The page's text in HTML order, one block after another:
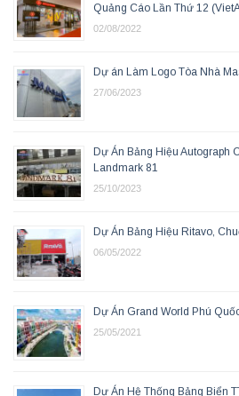
Quảng Cáo Lần Thứ 12
02/08/2022
Dự án Làm Logo Tòa Nhà
27/06/2023
Dự Án Bảng Hiệu Autograph
Landmark 81
25/10/2023
Dự Án Bảng Hiệu Ritavo,
06/05/2022
Dự Án Grand World Phú
25/05/2021
Dự Án Hệ Thống Bảng Biển